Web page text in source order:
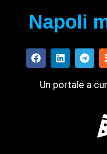
Napoli
Un portale a